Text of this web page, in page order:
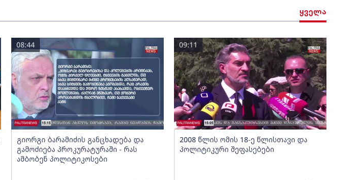
ყველა
გიორგი ბარამიძის განცხადება და
გამოძიება პროკურატურაში - რას
ამბობენ პოლიტიკოსები
08:44
2008 წლის ომის 18-ე წლისთავი და
პოლიტიკური შეფასებები
09:11